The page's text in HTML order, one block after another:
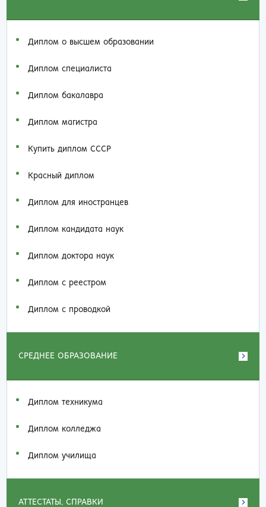
Диплом о высшем образовании
Диплом специалиста
Диплом бакалавра
Диплом магистра
Купить диплом СССР
Красный диплом
Диплом для иностранцев
Диплом кандидата наук
Диплом доктора наук
Диплом с реестром
Диплом с проводкой
СРЕДНЕЕ ОБРАЗОВАНИЕ
Диплом техникума
Диплом колледжа
Диплом училища
АТТЕСТАТЫ, СПРАВКИ